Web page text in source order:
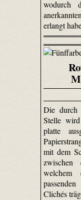
wodurch
erlangt
Die durch
Stelle
platte
mit dem
zwischen
welchem
Clichés